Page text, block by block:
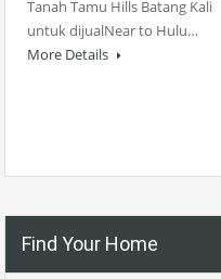
Tanah Tamu Hills Batang Kali
untuk dijualNear to Hulu…
More Details
Find Your Home